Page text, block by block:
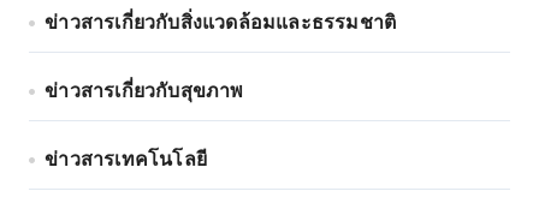
ข่าวสารเกี่ยวกับสิ่งแวดล้อมและธรรมชาติ
ข่าวสารเกี่ยวกับสุขภาพ
ข่าวสารเทคโนโลยี